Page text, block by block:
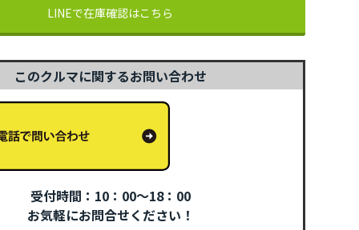
LINEで在庫確認はこちら
このクルマに関するお問い合わせ
受付時間：10：00～18：00
お気軽にお問合せください！